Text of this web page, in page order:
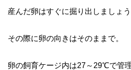
産んだ卵はすぐに掘り出しましょう
その際に卵の向きはそのままで。
卵の飼育ケージ内は27～29℃で管